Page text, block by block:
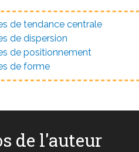
de tendance centrale
de dispersion
de positionnement
de forme
de l'auteur